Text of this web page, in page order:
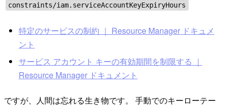
constraints/iam.serviceAccountKeyExpiryHours
特定のサービスの制約 ｜ Resource Manager ドキュメ
ント
サービス アカウント キーの有効期間を制限する ｜
Resource Manager ドキュメント
ですが、人間は忘れる生き物です。 手動でのキーローテー